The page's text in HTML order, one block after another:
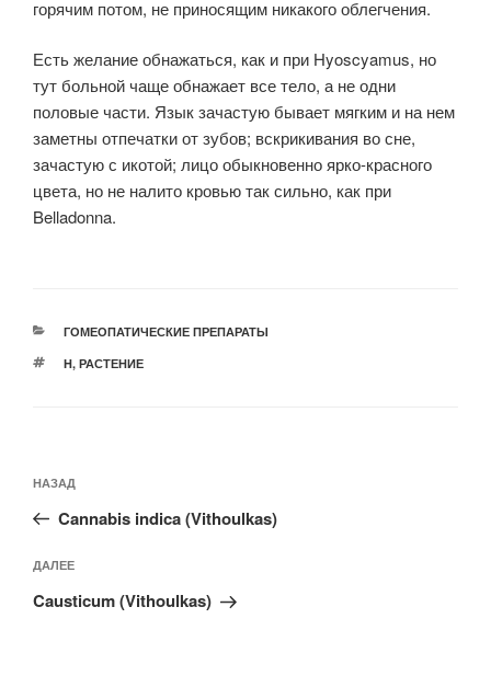
горячим потом, не приносящим никакого облегчения.
Есть желание обнажаться, как и при Hyoscyamus, но
тут больной чаще обнажает все тело, а не одни
половые части. Язык зачастую бывает мягким и на нем
заметны отпечатки от зубов; вскрикивания во сне,
зачастую с икотой; лицо обыкновенно ярко-красного
цвета, но не налито кровью так сильно, как при
Belladonna.
РУБРИКИ
ГОМЕОПАТИЧЕСКИЕ ПРЕПАРАТЫ
МЕТКИ
H, РАСТЕНИЕ
по
записям
Предыдущая
запись:
НАЗАД
Cannabis indica (Vithoulkas)
Следующая
запись
ДАЛЕЕ
Causticum (Vithoulkas)